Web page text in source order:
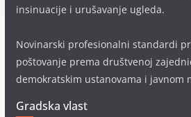
insinuacije i urušavanje ugleda.
Novinarski profesionalni standardi
poštovanje prema društvenoj
demokratskim ustanovama i javnom
Gradska vlast